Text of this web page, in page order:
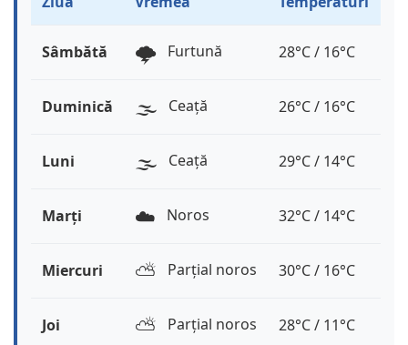
Sâmbătă 🌩️ Furtună 28°C / 16°C
Duminică 🌫️ Ceață 26°C / 16°C
Luni 🌫️ Ceață 29°C / 14°C
Marți ☁️ Noros 32°C / 14°C
Miercuri ⛅️ Parțial noros 30°C / 16°C
Joi ⛅️ Parțial noros 28°C / 11°C